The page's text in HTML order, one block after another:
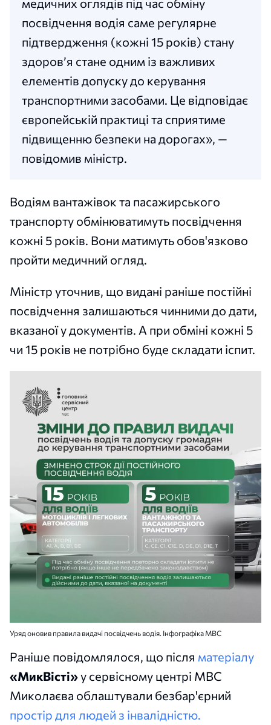
посвідчення водія саме регулярне
підтвердження (кожні 15 років) стану
здоров’я стане одним із важливих
елементів допуску до керування
транспортними засобами. Це відповідає
європейській практиці та сприятиме
підвищенню безпеки на дорогах», —
повідомив міністр.
Водіям вантажівок та пасажирського
транспорту обмінюватимуть посвідчення
кожні 5 років. Вони матимуть обов'язково
пройти медичний огляд.
Міністр уточнив, що видані раніше постійні
посвідчення залишаються чинними до дати,
вказаної у документів. А при обміні кожні 5
чи 15 років не потрібно буде складати іспит.
Уряд оновив правила видачі посвідчень водія. Інфографіка МВС
Раніше повідомлялося, що після матеріалу
«МикВісті»у сервісному центрі МВС
Миколаєва облаштували безбар'єрний
простір для людей з інвалідністю.